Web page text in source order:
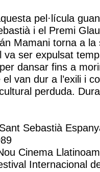
pel·lícula
i el Premi
Mamani torna a
va ser expulsat
dansar fins a
van dur a l’exili i
perduda.
Sebastià
Cinema
Internacional